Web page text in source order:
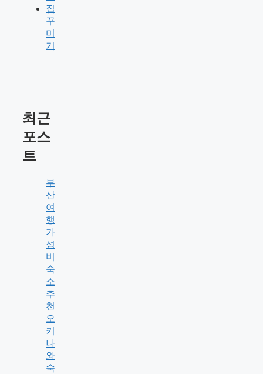
집
꾸
미
기
최근
포스
트
부
산
여
행
가
성
비
숙
소
추
천
오
키
나
와
숙